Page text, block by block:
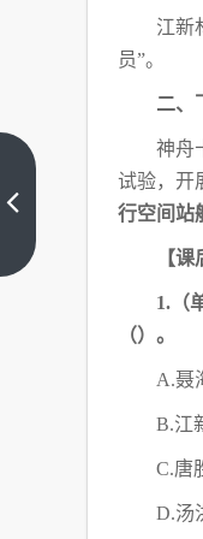
江新
员”。
二、
神舟
试验，开
行空间站
【课
1.（
（）。
A.聂
B.江
C.唐
D.汤